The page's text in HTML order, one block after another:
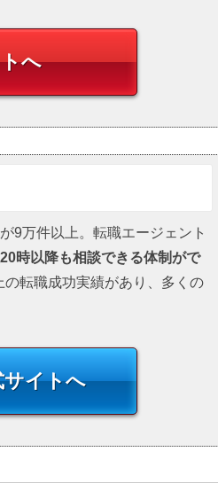
へ
9万件以上。転職エージェント
時以降も相談できる体制がで
転職成功実績があり、多くの
サイトへ